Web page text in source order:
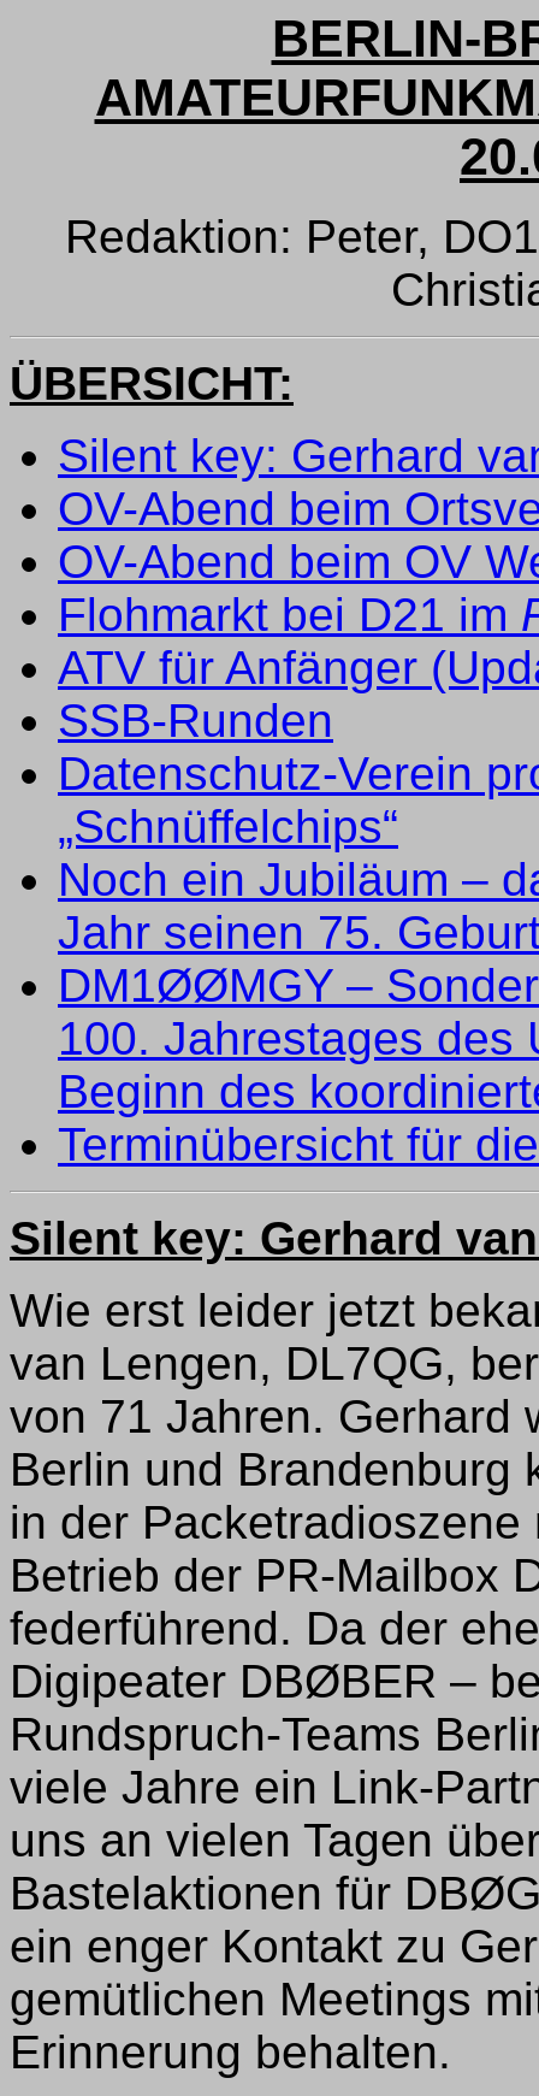
BERLIN-
Redaktion: Peter,
ÜBERSICHT:
Silent key: Gerhard
OV-Abend beim
OV-Abend beim OV
Flohmarkt bei D21 im
ATV für Anfänger
SSB-Runden
Datenschutz-Verein
„Schnüffelchips“
Noch ein Jubiläum –
Jahr seinen 75.
DM1ØØMGY –
100. Jahrestages des
Beginn des
Terminübersicht für
Silent key: Gerhard
Wie erst leider jetzt
van Lengen, DL7QG,
von 71 Jahren. Gerhard
Berlin und Brandenburg
in der
Betrieb der PR-Mailbox
federführend. Da der
Digipeater DBØBER –
Rundspruch-Teams
viele Jahre ein Link-
uns an vielen Tagen
Bastelaktionen für
ein enger Kontakt zu
gemütlichen Meetings
Erinnerung behalten.